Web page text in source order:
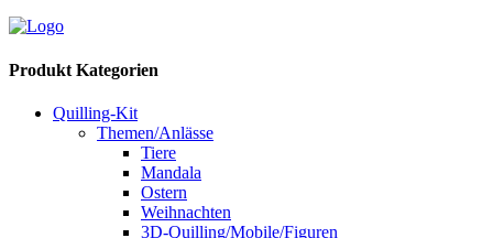
Produkt Kategorien
Quilling-Kit
Themen/Anlässe
Tiere
Mandala
Ostern
Weihnachten
3D-Quilling/Mobile/Figuren